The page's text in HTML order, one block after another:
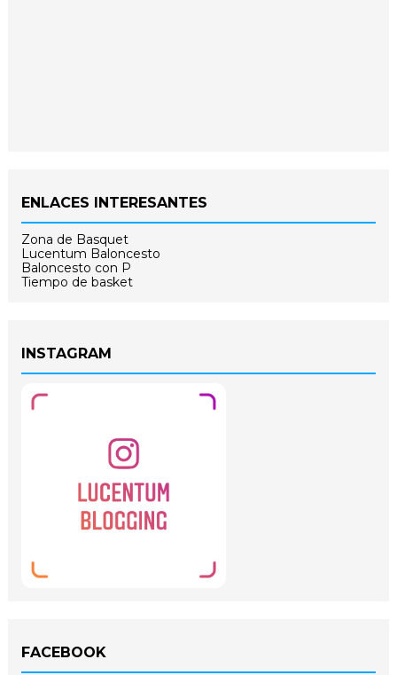
ENLACES INTERESANTES
Zona de Basquet
Lucentum Baloncesto
Baloncesto con P
Tiempo de basket
INSTAGRAM
FACEBOOK